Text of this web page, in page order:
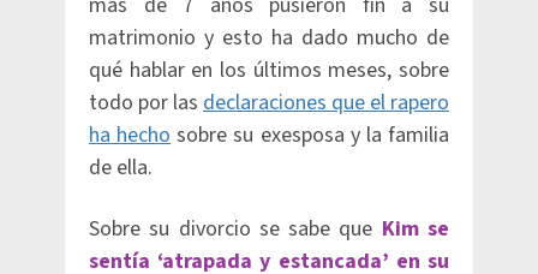
matrimonio y esto ha dado mucho de
qué hablar en los últimos meses, sobre
todo por las declaraciones que el rapero
ha hechosobre su exesposa y la familia
de ella.
Sobre su divorcio se sabe que Kim se
sentía ‘atrapada y estancada’ en su